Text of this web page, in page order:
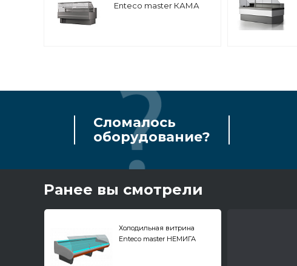
Enteco master КАМА
Сломалось
оборудование?
Ранее вы смотрели
Холодильная витрина
Enteco master НЕМИГА